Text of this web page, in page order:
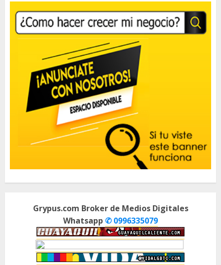
Grypus.com Broker de Medios Digitales
Whatsapp ✆ 0996335079